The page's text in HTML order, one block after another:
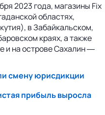
2023 года, магазины Fix
областях,
в Забайкальском,
краях, а также
и на острове Сахалин ―
смену юрисдикции
прибыль выросла